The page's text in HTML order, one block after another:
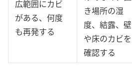
広範囲にカビ
がある、何度
も再発する
き場所の湿
度、結露、壁
や床のカビを
確認する